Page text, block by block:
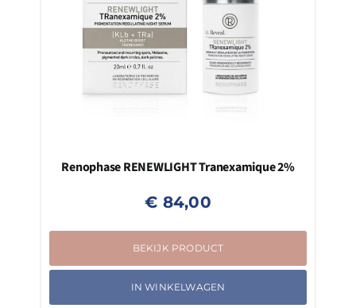
Renophase RENEWLIGHT Tranexamique 2%
€ 84,00
BEKIJK PRODUCT
IN WINKELWAGEN